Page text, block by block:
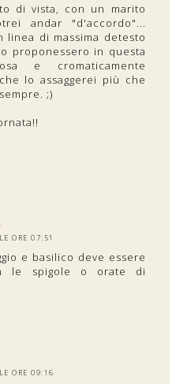
di vista, con un marito
andar "d'accordo"...
linea di massima detesto
proponessero in questa
e cromaticamente
lo assaggerei più che
;)
ORE 07:51
e basilico deve essere
le spigole o orate di
ORE 09:16